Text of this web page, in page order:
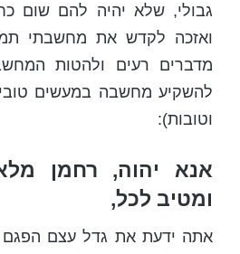
גבולי, שלא יהיה להם שום
ואזכה לקדש את מחשבתי
מדברים רעים ולהטות
להשקיע מחשבה במעשים
וטובות):
אנא יהוה, רחמן
ומטיב לכל,
אתה ידעת את גדל עצם הפגם